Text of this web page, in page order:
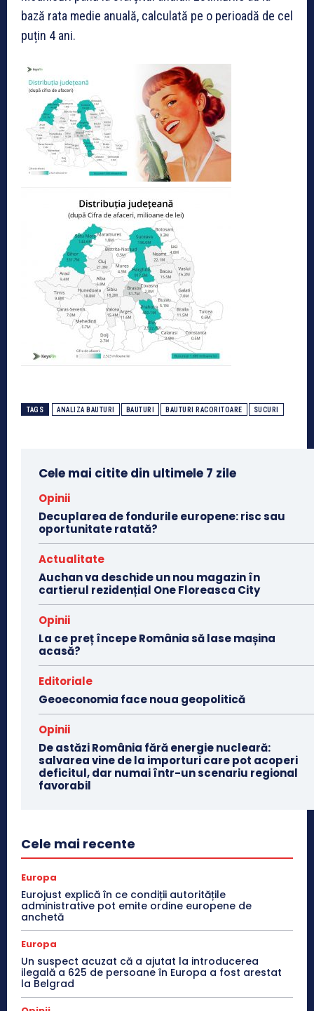
bază rata medie anuală, calculată pe o perioadă de cel
puțin 4 ani.
TAGS ANALIZA BAUTURI BAUTURI BAUTURI RACORITOARE SUCURI
Cele mai citite din ultimele 7 zile
Opinii
Decuplarea de fondurile europene: risc sau
oportunitate ratată?
Actualitate
Auchan va deschide un nou magazin în
cartierul rezidențial One Floreasca City
Opinii
La ce preț începe România să lase mașina
acasă?
Editoriale
Geoeconomia face noua geopolitică
Opinii
De astăzi România fără energie nucleară:
salvarea vine de la importuri care pot acoperi
deficitul, dar numai într-un scenariu regional
favorabil
Cele mai recente
Europa
Eurojust explică în ce condiții autoritățile
administrative pot emite ordine europene de
anchetă
Europa
Un suspect acuzat că a ajutat la introducerea
ilegală a 625 de persoane în Europa a fost arestat
la Belgrad